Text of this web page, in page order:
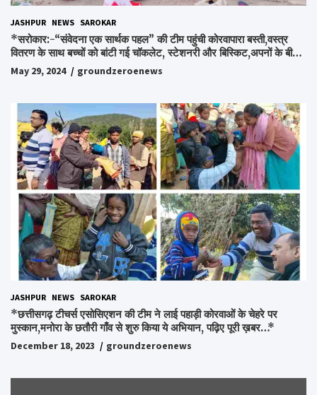
JASHPUR NEWS SAROKAR
*सरोकार:-“संवेदना एक सार्थक पहल” की टीम पहुंची कोरवापारा बस्ती,वस्त्र
वितरण के साथ बच्चों को बांटी गई चॉकलेट, स्टेशनरी और बिस्किट,अपनों के बीच
अपनों को पाकर भाव विभोर हुए लोग,संवेदना समूह के संस्थापक स्व.विश्वबंधु को
किया गया याद,समाजसेवी और समूह के लोगों ने रखी अपनी राय,कहा स्व.शर्मा के
May 29, 2024 groundzeroenews
JASHPUR NEWS SAROKAR
*छत्तीसगढ़ टीचर्स एसोसिएशन की टीम ने लाई पहाड़ी कोरवाओं के चेहरे पर
मुस्कान,मनोरा के छतौरी गाँव से शुरु किया ये अभियान, पढ़िए पूरी ख़बर…*
December 18, 2023 groundzeroenews